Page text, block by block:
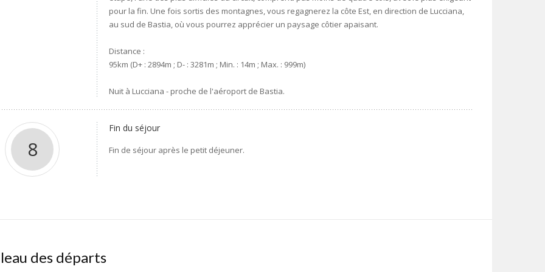
pour la fin. Une fois sortis des montagnes, vous regagnerez la côte Est, en direction de Lucciana,
au sud de Bastia, où vous pourrez apprécier un paysage côtier apaisant.
Distance :
95km (D+ : 2894m ; D- : 3281m ; Min. : 14m ; Max. : 999m)
Nuit à Lucciana - proche de l'aéroport de Bastia.
8
Fin du séjour
Fin de séjour après le petit déjeuner.
des départs